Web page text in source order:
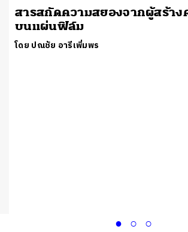
สารสกัดความสยองจากผู้สร้าง
บนแผ่นฟิล์ม
โดย ปณชัย อารีเพิ่มพร